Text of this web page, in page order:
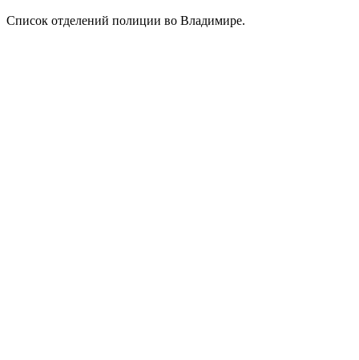
Список отделений полиции во Владимире.